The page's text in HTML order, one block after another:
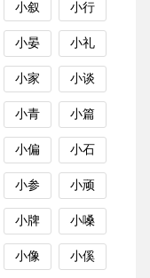
小叙 小行
小晏 小礼
小家 小谈
小青 小篇
小偏 小石
小参 小顽
小牌 小嗓
小像 小傒